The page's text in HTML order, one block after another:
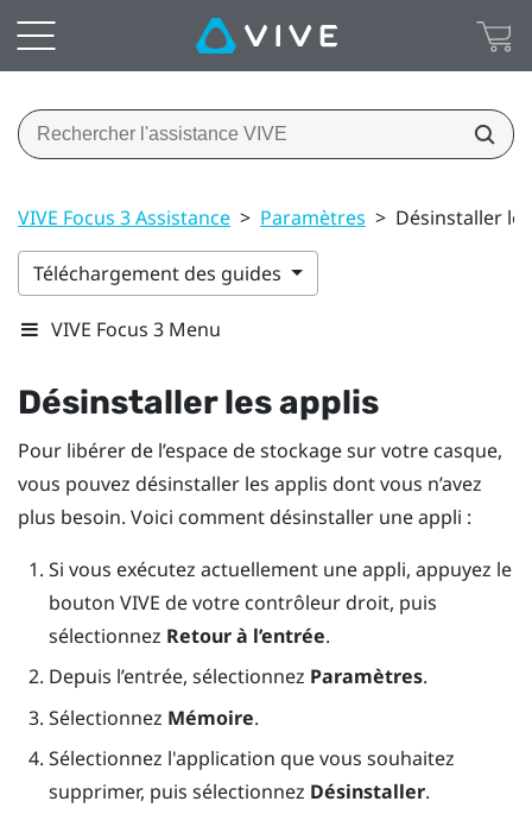
VIVE Focus 3 Assistance > Paramètres > Désinstaller
Téléchargement des guides
VIVE Focus 3 Menu
Désinstaller les applis
Pour libérer de l’espace de stockage sur votre casque,
vous pouvez désinstaller les applis dont vous n’avez
plus besoin. Voici comment désinstaller une appli :
Si vous exécutez actuellement une appli, appuyez le
bouton VIVE de votre contrôleur droit, puis
sélectionnez Retour à l’entrée.
Depuis l’entrée, sélectionnez Paramètres.
Sélectionnez Mémoire.
Sélectionnez l'application que vous souhaitez
supprimer, puis sélectionnez Désinstaller.